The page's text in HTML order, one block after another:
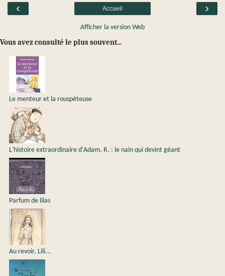
‹ ›
Accueil
Afficher la version Web
Vous avez consulté le plus souvent...
Le menteur et la rouspéteuse
L'histoire extraordinaire d'Adam. R. : le nain qui devint géant
Parfum de lilas
Au revoir, Lili...